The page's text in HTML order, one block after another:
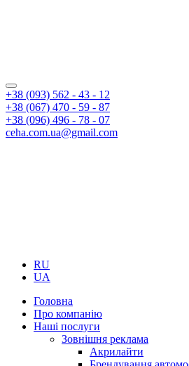
+38 (093) 562 - 43 - 12
+38 (067) 470 - 59 - 87
+38 (096) 496 - 78 - 07
ceha.com.ua@gmail.com
RU
UA
Головна
Про компанію
Наші послуги
Зовнішня реклама
Акрилайти